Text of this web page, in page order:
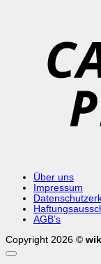
Über uns
Impressum
AGB’s
Copyright 2026 ©